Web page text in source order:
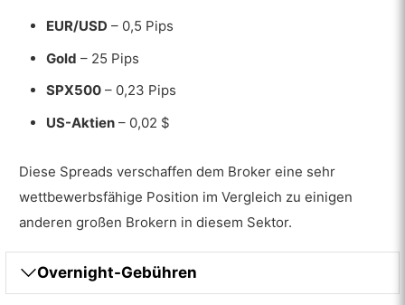
EUR/USD – 0,5 Pips
Gold – 25 Pips
SPX500 – 0,23 Pips
US-Aktien – 0,02 $
Diese Spreads verschaffen dem Broker eine sehr
wettbewerbsfähige Position im Vergleich zu einigen
anderen großen Brokern in diesem Sektor.
Overnight-Gebühren